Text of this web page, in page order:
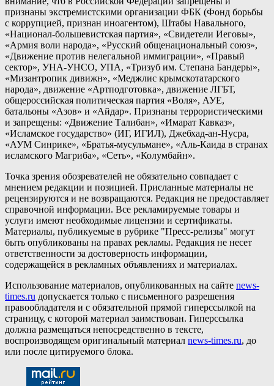
признаны экстремистскими организации ФБК (Фонд борьбы
с коррупцией, признан иноагентом), Штабы Навального,
«Национал-большевистская партия», «Свидетели Иеговы»,
«Армия воли народа», «Русский общенациональный союз»,
«Движение против нелегальной иммиграции», «Правый
сектор», УНА-УНСО, УПА, «Тризуб им. Степана Бандеры»,
«Мизантропик дивижн», «Меджлис крымскотатарского
народа», движение «Артподготовка», движение ЛГБТ,
общероссийская политическая партия «Воля», АУЕ,
батальоны «Азов» и «Айдар». Признаны террористическими
и запрещены: «Движение Талибан», «Имарат Кавказ»,
«Исламское государство» (ИГ, ИГИЛ), Джебхад-ан-Нусра,
«АУМ Синрике», «Братья-мусульмане», «Аль-Каида в странах
исламского Магриба», «Сеть», «Колумбайн».
Точка зрения обозревателей не обязательно совпадает с
мнением редакции и позицией. Присланные материалы не
рецензируются и не возвращаются. Редакция не предоставляет
справочной информации. Все рекламируемые товары и
услуги имеют необходимые лицензии и сертификаты.
Материалы, публикуемые в рубрике "Пресс-релизы" могут
быть опубликованы на правах рекламы. Редакция не несет
ответственности за достоверность информации,
содержащейся в рекламных объявлениях и материалах.
Использование материалов, опубликованных на сайте news-
times.ru допускается только с письменного разрешения
правообладателя и с обязательной прямой гиперссылкой на
страницу, с которой материал заимствован. Гиперссылка
должна размещаться непосредственно в тексте,
воспроизводящем оригинальный материал news-times.ru, до
или после цитируемого блока.